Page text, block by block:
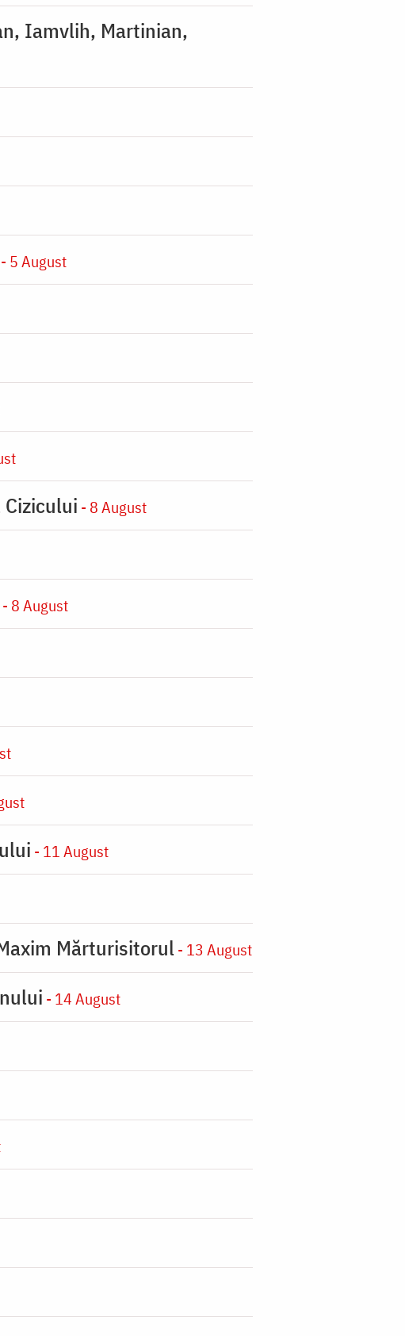
Iamvlih, Martinian,
- 5 August
- 8 August
- 8 August
- 11 August
Mărturisitorul - 13 August
- 14 August